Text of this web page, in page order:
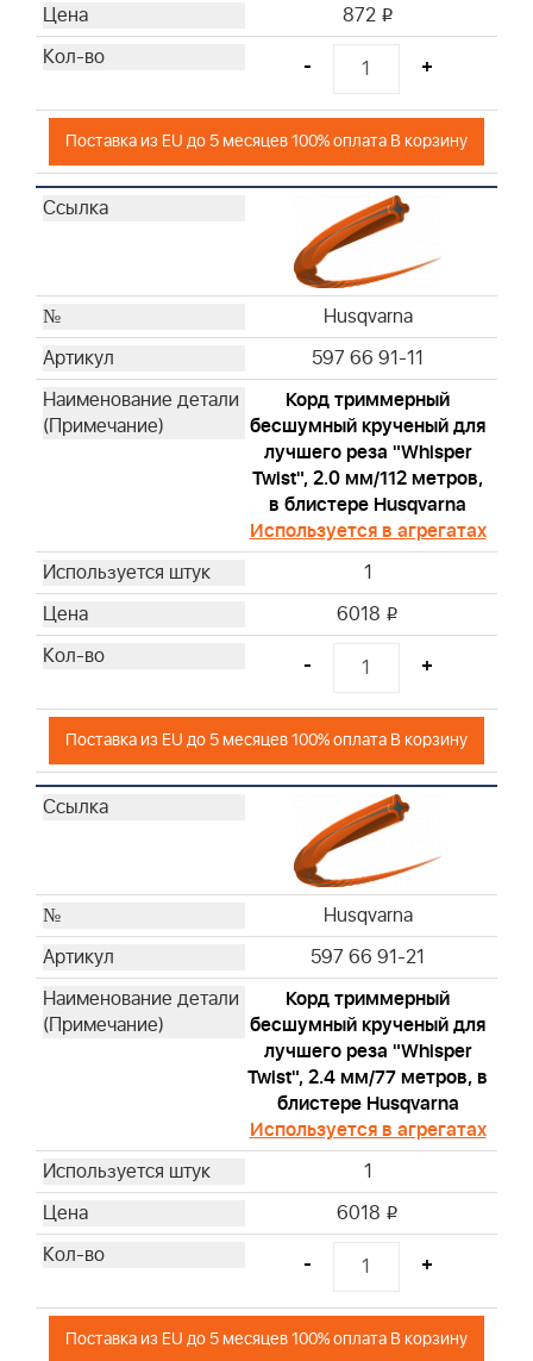
872 i
- +
Поставка из EU до 5 месяцев 100% оплата В корзину
Husqvarna
597 66 91-11
Корд триммерный
бесшумный крученый для
лучшего реза "Whisper
Twist", 2.0 мм/112 метров,
в блистере Husqvarna
Используется в агрегатах
1
6018 i
- +
Поставка из EU до 5 месяцев 100% оплата В корзину
Husqvarna
597 66 91-21
Корд триммерный
бесшумный крученый для
лучшего реза "Whisper
Twist", 2.4 мм/77 метров, в
блистере Husqvarna
Используется в агрегатах
1
6018 i
- +
Поставка из EU до 5 месяцев 100% оплата В корзину